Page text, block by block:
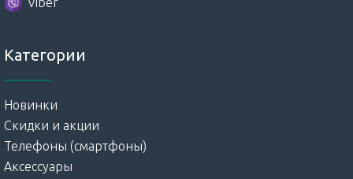
Категории
Новинки
Скидки и акции
Телефоны (смартфоны)
Аксессуары